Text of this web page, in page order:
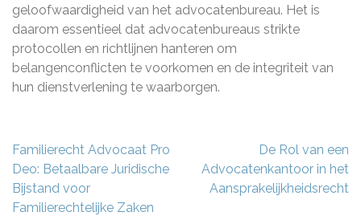
geloofwaardigheid van het advocatenbureau. Het is
daarom essentieel dat advocatenbureaus strikte
protocollen en richtlijnen hanteren om
belangenconflicten te voorkomen en de integriteit van
hun dienstverlening te waarborgen.
Berichtnavigatie
Familierecht Advocaat Pro
Deo: Betaalbare Juridische
Bijstand voor
Familierechtelijke Zaken
De Rol van een
Advocatenkantoor in het
Aansprakelijkheidsrecht